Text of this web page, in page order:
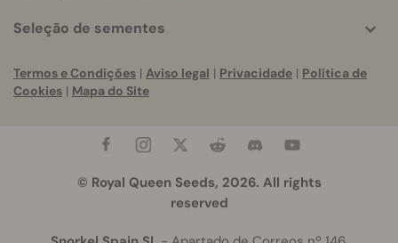
Seleção de sementes
Termos e Condições | Aviso legal | Privacidade | Política de
Cookies | Mapa do Site
© Royal Queen Seeds, 2026. All rights
reserved